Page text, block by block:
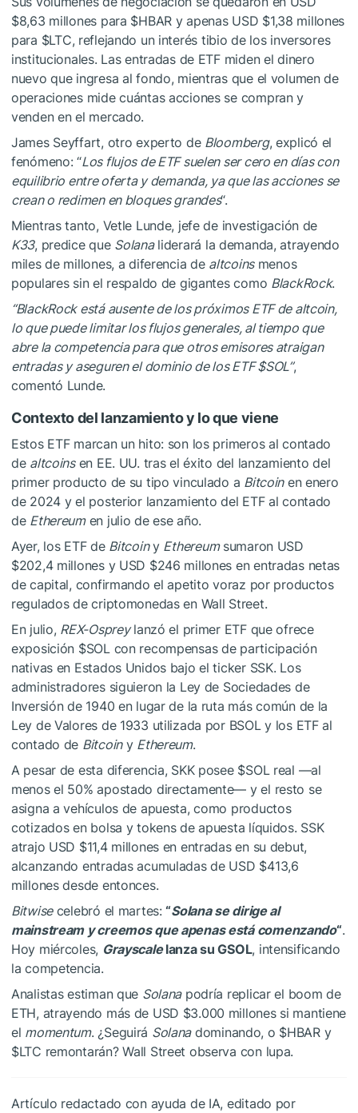
$8,63 millones para $HBAR y apenas USD $1,38 millones
para $LTC, reflejando un interés tibio de los inversores
institucionales. Las entradas de ETF miden el dinero
nuevo que ingresa al fondo, mientras que el volumen de
operaciones mide cuántas acciones se compran y
venden en el mercado.
James Seyffart, otro experto de Bloomberg, explicó el
fenómeno: “Los flujos de ETF suelen ser cero en días con
equilibrio entre oferta y demanda, ya que las acciones se
crean o redimen en bloques grandes“.
Mientras tanto, Vetle Lunde, jefe de investigación de
K33, predice que Solanaliderará la demanda, atrayendo
miles de millones, a diferencia de altcoinsmenos
populares sin el respaldo de gigantes como BlackRock.
“BlackRock está ausente de los próximos ETF de altcoin,
lo que puede limitar los flujos generales, al tiempo que
abre la competencia para que otros emisores atraigan
entradas y aseguren el dominio de los ETF$SOL”,
comentó Lunde.
Contexto del lanzamiento y lo que viene
Estos ETF marcan un hito: son los primeros al contado
de altcoinsen EE. UU. tras el éxito del lanzamiento del
primer producto de su tipo vinculado a Bitcoinen enero
de 2024 y el posterior lanzamiento del ETF al contado
de Ethereumen julio de ese año.
Ayer, los ETF de Bitcoiny Ethereumsumaron USD
$202,4 millones y USD $246 millones en entradas netas
de capital, confirmando el apetito voraz por productos
regulados de criptomonedas en Wall Street.
En julio, REX-Ospreylanzó el primer ETF que ofrece
exposición $SOL con recompensas de participación
nativas en Estados Unidos bajo el ticker SSK. Los
administradores siguieron la Ley de Sociedades de
Inversión de 1940 en lugar de la ruta más común de la
Ley de Valores de 1933 utilizada por BSOL y los ETF al
contado de Bitcoiny Ethereum.
A pesar de esta diferencia, SKK posee $SOL real —al
menos el 50% apostado directamente— y el resto se
asigna a vehículos de apuesta, como productos
cotizados en bolsa y tokens de apuesta líquidos. SSK
atrajo USD $11,4 millones en entradas en su debut,
alcanzando entradas acumuladas de USD $413,6
millones desde entonces.
Bitwisecelebró el martes:“Solana se dirige al
mainstream y creemos que apenas está comenzando“.
Hoy miércoles, Grayscalelanza su GSOL, intensificando
la competencia.
Analistas estiman que Solanapodría replicar el boom de
ETH, atrayendo más de USD $3.000 millones si mantiene
el momentum. ¿Seguirá Solanadominando, o $HBARy
$LTC remontarán? Wall Street observa con lupa.
Artículo redactado con ayuda de IA, editado por